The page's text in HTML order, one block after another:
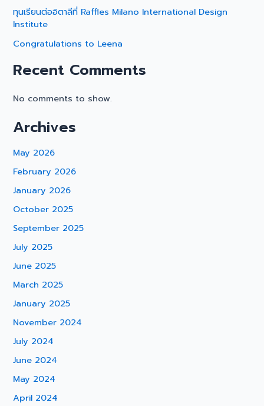
ทุนเรียนต่ออิตาลีที่ Raffles Milano International Design
Institute
Congratulations to Leena
Recent Comments
No comments to show.
Archives
May 2026
February 2026
January 2026
October 2025
September 2025
July 2025
June 2025
March 2025
January 2025
November 2024
July 2024
June 2024
May 2024
April 2024